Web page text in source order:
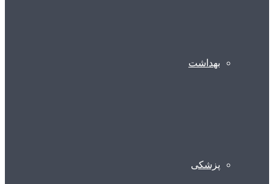
بهداشت
پزشکی